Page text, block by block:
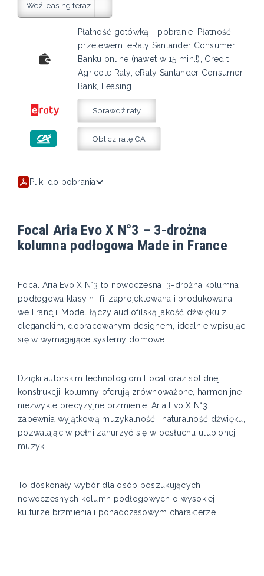
Weź leasing teraz
Płatność gotówką - pobranie, Płatność
przelewem, eRaty Santander Consumer
Banku online (nawet w 15 min.!), Credit
Agricole Raty, eRaty Santander Consumer
Bank, Leasing
Sprawdź raty
Oblicz ratę CA
Pliki do pobrania
Focal Aria Evo X N°3 – 3-drożna
kolumna podłogowa Made in France
Focal Aria Evo X N°3 to nowoczesna, 3-drożna kolumna
podłogowa klasy hi-fi, zaprojektowana i produkowana
we Francji. Model łączy audiofilską jakość dźwięku z
eleganckim, dopracowanym designem, idealnie wpisując
się w wymagające systemy domowe.
Dzięki autorskim technologiom Focal oraz solidnej
konstrukcji, kolumny oferują zrównoważone, harmonijne i
niezwykle precyzyjne brzmienie. Aria Evo X N°3
zapewnia wyjątkową muzykalność i naturalność dźwięku,
pozwalając w pełni zanurzyć się w odsłuchu ulubionej
muzyki.
To doskonały wybór dla osób poszukujących
nowoczesnych kolumn podłogowych o wysokiej
kulturze brzmienia i ponadczasowym charakterze.